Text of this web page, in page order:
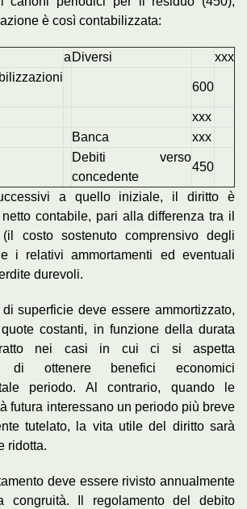
è così contabilizzata:
a Diversi
xxx
600
xxx
Banca
xxx
Debiti verso
concedente
450
a quello iniziale, il diritto è
contabile, pari alla differenza tra il
costo sostenuto comprensivo degli
i relativi ammortamenti ed eventuali
durevoli.
di superficie deve essere ammortizzato,
costanti, in funzione della durata
nei casi in cui ci si aspetta
di ottenere benefici economici
periodo. Al contrario, quando le
futura interessano un periodo più breve
tutelato, la vita utile del diritto sarà
ridotta.
deve essere rivisto annualmente
congruità. Il regolamento del debito